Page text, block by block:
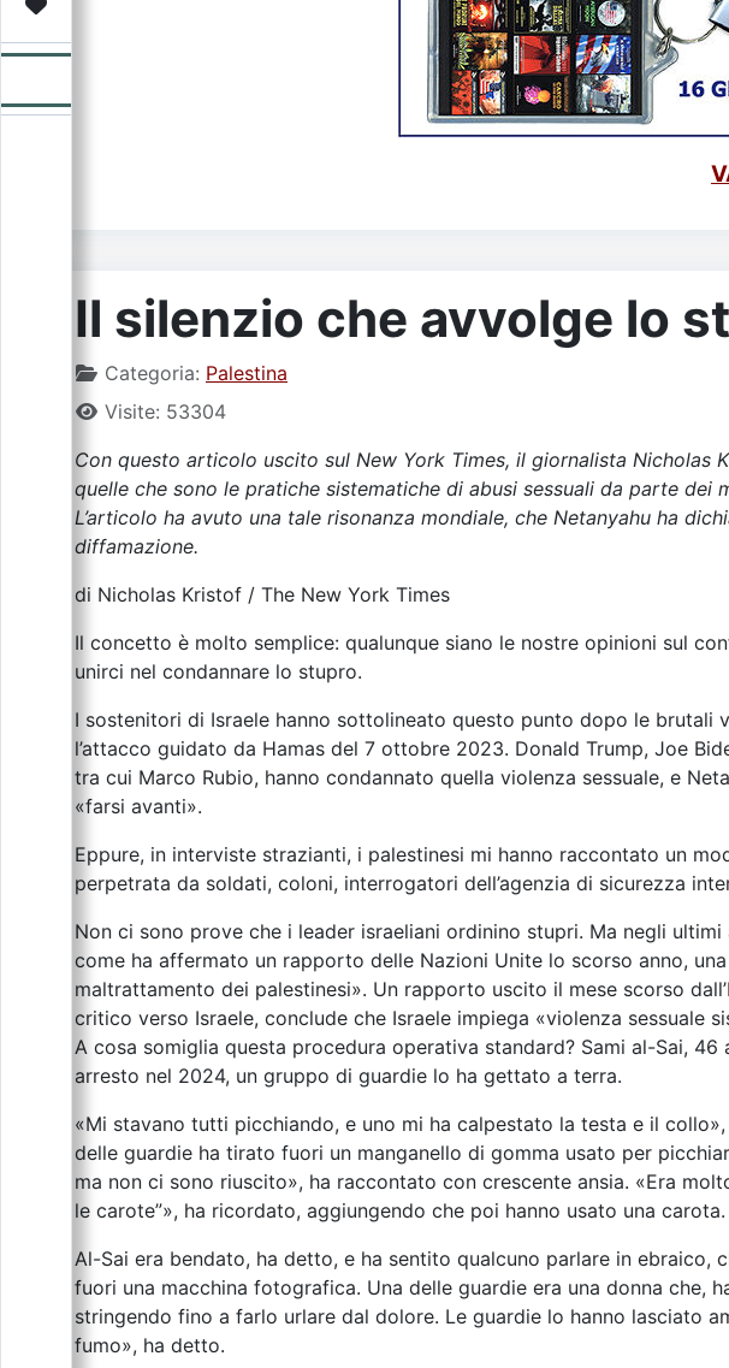
Il silenzio che avvolge lo
Categoria: Palestina
Visite: 53304
Con questo articolo uscito sul New York Times, il giornalista Nicholas
quelle che sono le pratiche sistematiche di abusi sessuali da parte dei
L’articolo ha avuto una tale risonanza mondiale, che Netanyahu ha
diffamazione.
di Nicholas Kristof / The New York Times
Il concetto è molto semplice: qualunque siano le nostre opinioni sul
unirci nel condannare lo stupro.
I sostenitori di Israele hanno sottolineato questo punto dopo le brutali
l’attacco guidato da Hamas del 7 ottobre 2023. Donald Trump, Joe
tra cui Marco Rubio, hanno condannato quella violenza sessuale, e
«farsi avanti».
Eppure, in interviste strazianti, i palestinesi mi hanno raccontato un
perpetrata da soldati, coloni, interrogatori dell’agenzia di sicurezza
Non ci sono prove che i leader israeliani ordinino stupri. Ma negli
come ha affermato un rapporto delle Nazioni Unite lo scorso anno,
maltrattamento dei palestinesi». Un rapporto uscito il mese scorso
critico verso Israele, conclude che Israele impiega «violenza
A cosa somiglia questa procedura operativa standard? Sami al-Sai,
arresto nel 2024, un gruppo di guardie lo ha gettato a terra.
«Mi stavano tutti picchiando, e uno mi ha calpestato la testa e il
delle guardie ha tirato fuori un manganello di gomma usato per
ma non ci sono riuscito», ha raccontato con crescente ansia. «Era
le carote”», ha ricordato, aggiungendo che poi hanno usato una
Al-Sai era bendato, ha detto, e ha sentito qualcuno parlare in
fuori una macchina fotografica. Una delle guardie era una donna che,
stringendo fino a farlo urlare dal dolore. Le guardie lo hanno lasciato
fumo», ha detto.